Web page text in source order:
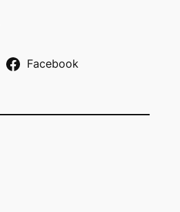
Facebook